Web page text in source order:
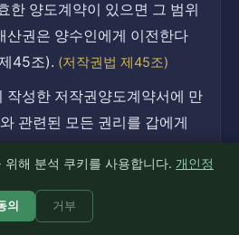
한 양도계약이 있으면 그 범위
산권은 양수인에게 이전한다
45조). (저작권법 제45조)
작성한 저작권양도계약서에 만
관련된 모든 권리를 갑에게
한 저작재산권은 갑에게 양도된
수 있다.
해 분석 쿠키를 사용합니다. 개인정
의 거부